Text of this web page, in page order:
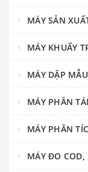
MÁY SẢN
MÁY KHUẤY
MÁY DẬP
MÁY PHÂN
MÁY PHÂN
MÁY ĐO COD,